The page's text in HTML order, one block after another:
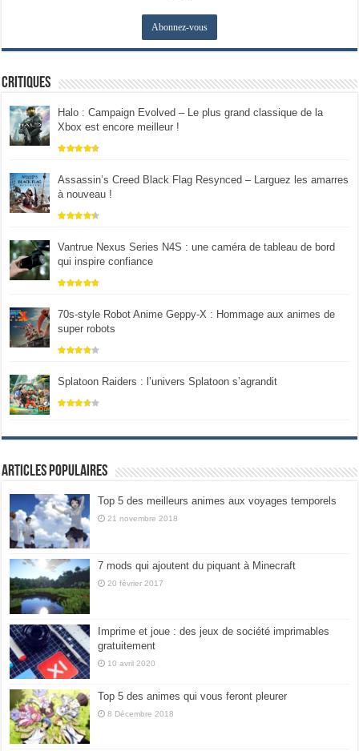
Critiques
Halo : Campaign Evolved – Le plus grand classique de la
Xbox est encore meilleur !
Assassin’s Creed Black Flag Resynced – Larguez les amarres
à nouveau !
Vantrue Nexus Series N4S : une caméra de tableau de bord
qui inspire confiance
70s-style Robot Anime Geppy-X : Hommage aux animes de
super robots
Splatoon Raiders : l’univers Splatoon s’agrandit
Articles populaires
Top 5 des meilleurs animes aux voyages temporels
21 novembre 2018
7 mods qui ajoutent du piquant à Minecraft
20 février 2017
Imprime et joue : des jeux de société imprimables
gratuitement
10 avril 2020
Top 5 des animes qui vous feront pleurer
8 Décembre 2018